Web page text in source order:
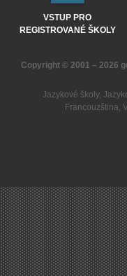
VSTUP PRO
REGISTROVANÉ ŠKOLY
Copyright © 2001 – 2026
Jazykové školy,
Francouzština,